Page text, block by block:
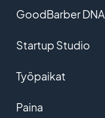
GoodBarber DNA
Startup Studio
Työpaikat
Paina